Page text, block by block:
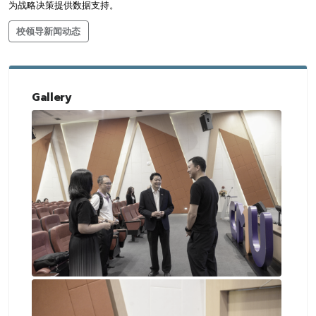
为战略决策提供数据支持。
校领导新闻动态
Gallery